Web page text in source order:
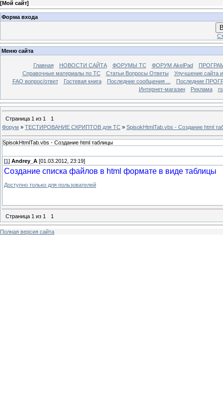
[Мой сайт]
Форма входа
Меню сайта
Главная НОВОСТИ САЙТА ФОРУМЫ TC ФОРУМ AkelPad
Справочные материалы по TС
Статьи Вопросы Ответы
Улучшение сайта
FAQ вопрос/ответ
Гостевая книга Последние сообщения ...
Последние
Интернет-магазин
Реклама
Страница 1 из 1
1
Форум » ТЕСТИРОВАНИЕ СКРИПТОВ для TC » SpisokHtmlTab.vbs - Создание html
SpisokHtmlTab.vbs - Создание html таблицы
[1 ] Andrey_A [01.03.2012, 23:19]
Создание списка файлов в html формате в виде таблицы
Доступно только для пользователей
Страница 1 из 1 1
Полная версия сайта